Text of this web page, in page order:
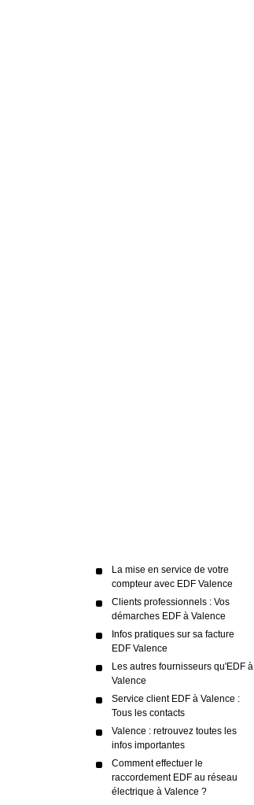
La mise en service de votre
compteur avec EDF Valence
Clients professionnels : Vos
démarches EDF à Valence
Infos pratiques sur sa facture
EDF Valence
Les autres fournisseurs qu'EDF à
Valence
Service client EDF à Valence :
Tous les contacts
Valence : retrouvez toutes les
infos importantes
Comment effectuer le
raccordement EDF au réseau
électrique à Valence ?